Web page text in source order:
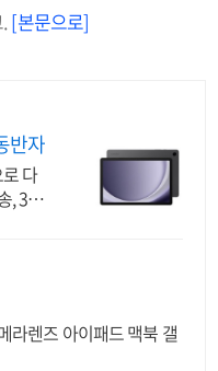
[본문으로]
반자
다
, 30
라렌즈 아이패드 맥북 갤